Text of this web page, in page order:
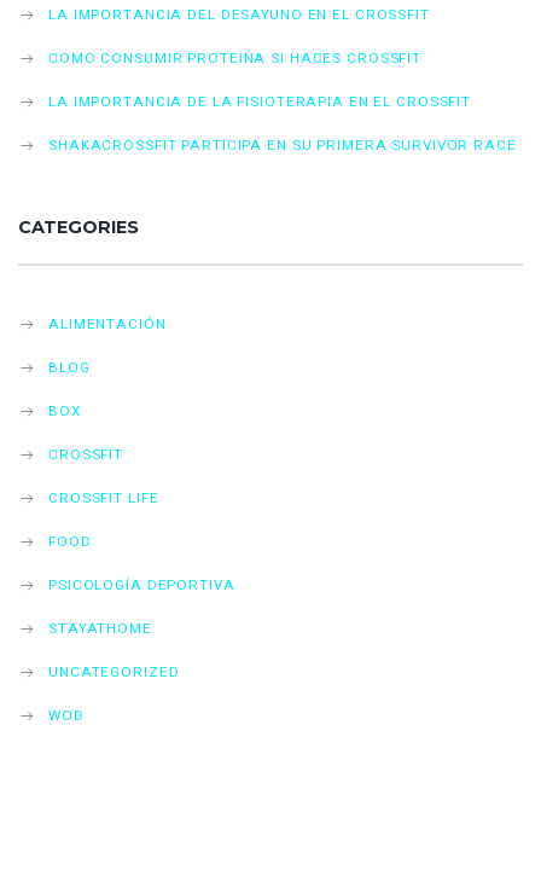
LA IMPORTANCIA DEL DESAYUNO EN EL CROSSFIT
COMO CONSUMIR PROTEINA SI HACES CROSSFIT
LA IMPORTANCIA DE LA FISIOTERAPIA EN EL CROSSFIT
SHAKACROSSFIT PARTICIPA EN SU PRIMERA SURVIVOR RACE
CATEGORIES
ALIMENTACIÓN
BLOG
BOX
CROSSFIT
CROSSFIT LIFE
FOOD
PSICOLOGÍA DEPORTIVA
STAYATHOME
UNCATEGORIZED
WOD